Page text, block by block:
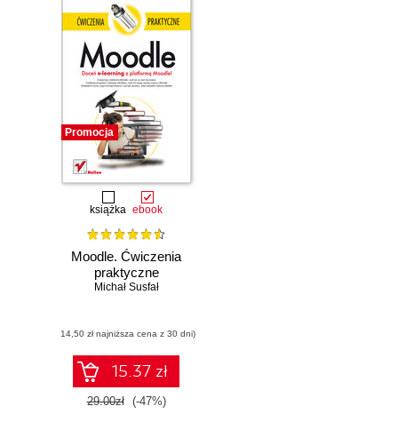
Promocja
książka ebook
Moodle. Ćwiczenia
praktyczne
Michał Susfał
(14,50 zł najniższa cena z 30 dni)
15.37 zł
29.00zł (-47%)